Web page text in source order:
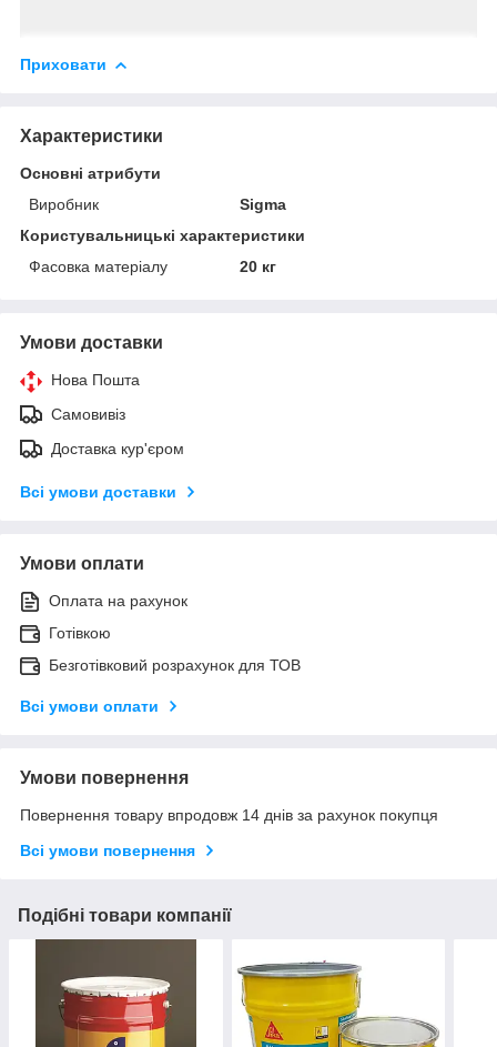
Приховати
Характеристики
Основні атрибути
Виробник
Sigma
Користувальницькі характеристики
Фасовка матеріалу
20 кг
Умови доставки
Нова Пошта
Самовивіз
Доставка кур'єром
Всі умови доставки
Умови оплати
Оплата на рахунок
Готівкою
Безготівковий розрахунок для ТОВ
Всі умови оплати
Умови повернення
Повернення товару впродовж 14 днів за рахунок покупця
Всі умови повернення
Подібні товари компанії